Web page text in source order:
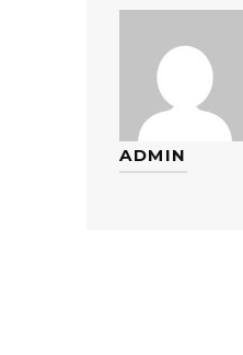
ADMIN